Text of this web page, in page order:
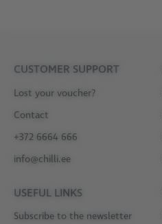
CUSTOMER SUPPORT
Lost your voucher?
Contact
+372 6664 666
info@chilli.ee
USEFUL LINKS
Subscribe to the newsletter